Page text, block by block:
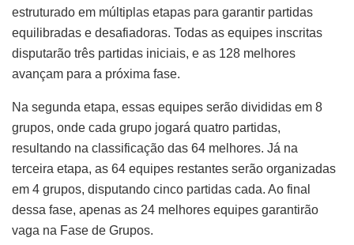
estruturado em múltiplas etapas para garantir partidas
equilibradas e desafiadoras. Todas as equipes inscritas
disputarão três partidas iniciais, e as 128 melhores
avançam para a próxima fase.
Na segunda etapa, essas equipes serão divididas em 8
grupos, onde cada grupo jogará quatro partidas,
resultando na classificação das 64 melhores. Já na
terceira etapa, as 64 equipes restantes serão organizadas
em 4 grupos, disputando cinco partidas cada. Ao final
dessa fase, apenas as 24 melhores equipes garantirão
vaga na Fase de Grupos.